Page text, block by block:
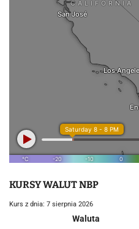
KURSY WALUT NBP
Kurs z dnia: 7 sierpnia 2026
Waluta